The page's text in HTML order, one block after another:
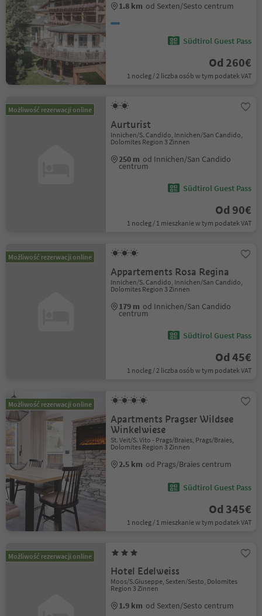
1.8 km od Sexten/Sesto centrum
Südtirol Guest Pass
Od 260€
1 nocleg / 2 liczba osób w tym podatek VAT
Możliwość rezerwacji online
Aurturist
Innichen/S. Candido, Innichen/San Candido,
Dolomites Region 3 Zinnen
250 m od Innichen/San Candido
centrum
Südtirol Guest Pass
Od 90€
1 nocleg / 1 mieszkanie w tym podatek VAT
Możliwość rezerwacji online
Appartements Rosa Regina
Innichen/S. Candido, Innichen/San Candido,
Dolomites Region 3 Zinnen
179 m od Innichen/San Candido
centrum
Südtirol Guest Pass
Od 45€
1 nocleg / 2 liczba osób w tym podatek VAT
Możliwość rezerwacji online
Apartments Pragser Wildsee
Winkelwiese
St. Veit/S. Vito - Prags/Braies, Prags/Braies,
Dolomites Region 3 Zinnen
2.5 km od Prags/Braies centrum
Südtirol Guest Pass
Od 345€
1 nocleg / 1 mieszkanie w tym podatek VAT
Możliwość rezerwacji online
Hotel Edelweiss
Moos/S.Giuseppe, Sexten/Sesto, Dolomites
Region 3 Zinnen
1.9 km od Sexten/Sesto centrum